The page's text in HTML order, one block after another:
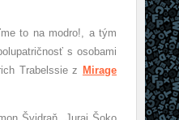
to na modro!, a tým
s osobami
Trabelssie z Mirage